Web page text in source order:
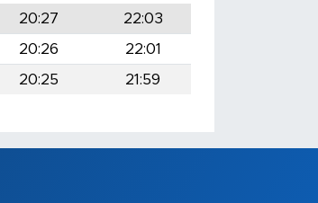
20:27
22:03
20:26
22:01
20:25 21:59